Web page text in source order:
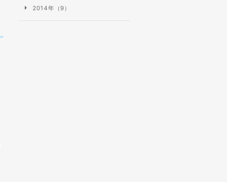
2014年（9）